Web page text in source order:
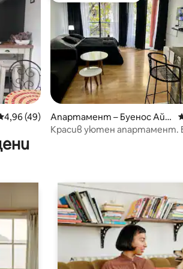
оценка: 4,96 от 5, 49 отзива
4,96 (49)
Апартамент – Буенос Айр
ес
Красив уютен апартамент.